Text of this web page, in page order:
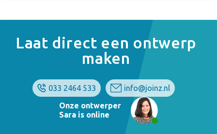
Laat direct een ontwerp
maken
033 2464 533
info@joinz.nl
Onze ontwerper
Sara is online